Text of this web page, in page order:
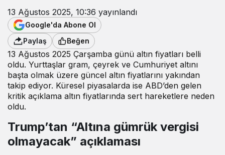
13 Ağustos 2025, 10:36 yayınlandı
Google'da Abone Ol
Paylaş
Beğen
13 Ağustos 2025 Çarşamba günü altın fiyatları belli
oldu. Yurttaşlar gram, çeyrek ve Cumhuriyet altını
başta olmak üzere güncel altın fiyatlarını yakından
takip ediyor. Küresel piyasalarda ise ABD’den gelen
kritik açıklama altın fiyatlarında sert hareketlere neden
oldu.
Trump’tan “Altına gümrük vergisi
olmayacak” açıklaması